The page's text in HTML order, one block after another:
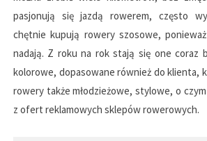
pasjonują się jazdą rowerem, często
chętnie kupują rowery szosowe,
nadają. Z roku na rok stają się one coraz
kolorowe, dopasowane również do klienta,
rowery także młodzieżowe, stylowe, o
z ofert reklamowych sklepów rowerowych.